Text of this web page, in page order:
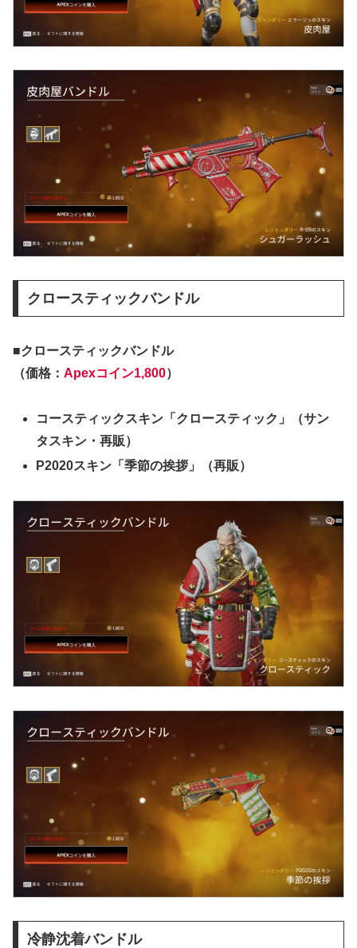
クロースティックバンドル
■クロースティックバンドル
（価格： Apexコイン1,800）
コースティックスキン「クロースティック」（サン
タスキン・再販）
P2020スキン「季節の挨拶」（再販）
冷静沈着バンドル